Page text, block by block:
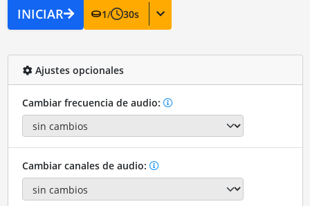
INICIAR 1/ 30s
Ajustes opcionales
Cambiar frecuencia de audio:
Cambiar canales de audio: